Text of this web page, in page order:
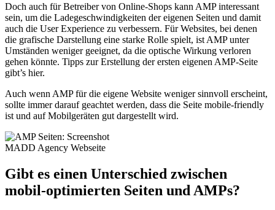
Doch auch für Betreiber von Online-Shops kann AMP interessant
sein, um die Ladegeschwindigkeiten der eigenen Seiten und damit
auch die User Experience zu verbessern. Für Websites, bei denen
die grafische Darstellung eine starke Rolle spielt, ist AMP unter
Umständen weniger geeignet, da die optische Wirkung verloren
gehen könnte. Tipps zur Erstellung der ersten eigenen AMP-Seite
gibt’s hier.
Auch wenn AMP für die eigene Website weniger sinnvoll erscheint,
sollte immer darauf geachtet werden, dass die Seite mobile-friendly
ist und auf Mobilgeräten gut dargestellt wird.
Gibt es einen Unterschied zwischen
mobil-optimierten Seiten und AMPs?